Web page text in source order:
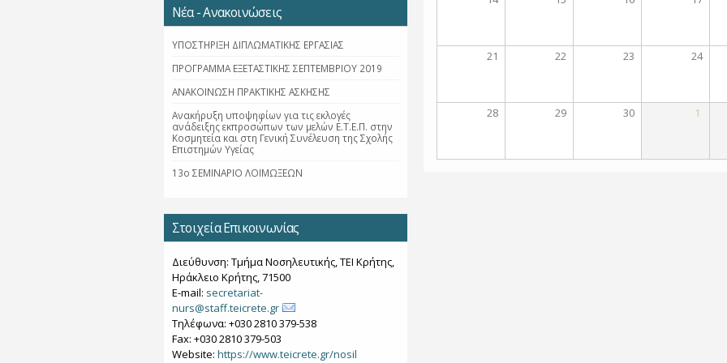
Νέα - Ανακοινώσεις
ΥΠΟΣΤΗΡΙΞΗ ΔΙΠΛΩΜΑΤΙΚΗΣ ΕΡΓΑΣΙΑΣ
ΠΡΟΓΡΑΜΜΑ ΕΞΕΤΑΣΤΙΚΗΣ ΣΕΠΤΕΜΒΡΙΟΥ 2019
ΑΝΑΚΟΙΝΩΣΗ ΠΡΑΚΤΙΚΗΣ ΑΣΚΗΣΗΣ
Ανακήρυξη υποψηφίων για τις εκλογές
ανάδειξης εκπροσώπων των μελών Ε.Τ.Ε.Π. στην
Κοσμητεία και στη Γενική Συνέλευση της Σχολής
Επιστημών Υγείας
13ο ΣΕΜΙΝΑΡΙΟ ΛΟΙΜΩΞΕΩΝ
Στοιχεία Επικοινωνίας
Διεύθυνση: Τμήμα Νοσηλευτικής, ΤΕΙ Κρήτης,
Ηράκλειο Κρήτης, 71500
E-mail: secretariat-
nurs@staff.teicrete.gr
Τηλέφωνα: +030 2810 379-538
Fax: +030 2810 379-503
Website: https://www.teicrete.gr/nosil
21 22 23 24
28 29 30 1